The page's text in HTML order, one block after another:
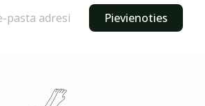
Pievienoties